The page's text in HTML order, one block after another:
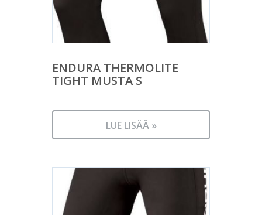
ENDURA THERMOLITE
TIGHT MUSTA S
LUE LISÄÄ »